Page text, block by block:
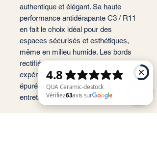
authentique et élégant. Sa haute
performance antidérapante C3 / R11
en fait le choix idéal pour des
espaces sécurisés et esthétiques,
même en milieu humide. Les bords
rectifiés viennent parfaire cette
expérience en offrant une surface
épurée, moderne et facile à
entretenir.